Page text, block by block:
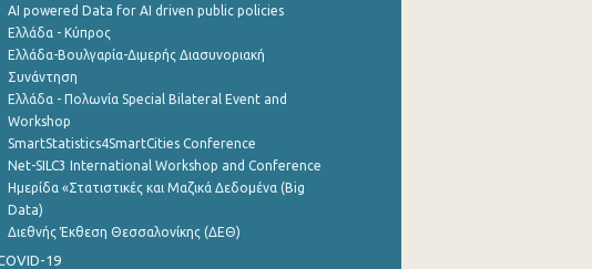
AI powered Data for AI driven public policies
Ελλάδα - Κύπρος
Ελλάδα-Βουλγαρία-Διμερής Διασυνοριακή
Συνάντηση
Ελλάδα - Πολωνία Special Bilateral Event and
Workshop
SmartStatistics4SmartCities Conference
Net-SILC3 International Workshop and Conference
Ημερίδα «Στατιστικές και Μαζικά Δεδομένα (Big
Data)
Διεθνής Έκθεση Θεσσαλονίκης (ΔΕΘ)
19